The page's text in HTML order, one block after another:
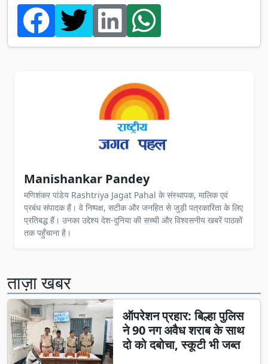
Manishankar Pandey
मणिशंकर पांडेय Rashtriya Jagat Pahal के संस्थापक, मालिक एवं
प्रबंध संपादक हैं। वे निष्पक्ष, सटीक और जनहित से जुड़ी पत्रकारिता के लिए
प्रतिबद्ध हैं। उनका उद्देश्य देश-दुनिया की सच्ची और विश्वसनीय खबरें पाठकों
तक पहुँचाना है।
ताज़ा खबर
ऑपरेशन प्रहार: बिल्हा पुलिस
ने 90 नग अवैध शराब के साथ
दो को दबोचा, स्कूटी भी जब्त